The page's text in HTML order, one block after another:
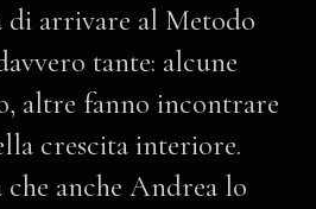
di arrivare al Metodo
tante: alcune
altre fanno incontrare
crescita interiore.
che anche Andrea lo